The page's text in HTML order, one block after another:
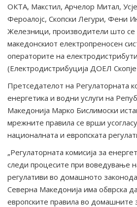
ОКТА, Макстил, Арчелор Митал,
Фероалојс, Скопски Легури, Фени
Железници, производители што се
македонскиот електропреносен
операторите на
(Електродистрибуција ДОЕЛ
Претседателот на Регулаторната
енергетика и водни услуги на
Македонија Марко Бислимоски
мрежните правила се врши
националната и европската
„Регулаторната комисија за
следи процесите при воведување
регулативи во домашното
Северна Македонија има обврска
европските правила во домашните